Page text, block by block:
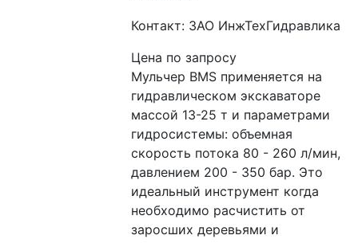
Контакт: ЗАО ИнжТехГидравлика
Цена по запросу
Мульчер BMS применяется на
гидравлическом экскаваторе
массой 13-25 т и параметрами
гидросистемы: объемная
скорость потока 80 - 260 л/мин,
давлением 200 - 350 бар. Это
идеальный инструмент когда
необходимо расчистить от
заросших деревьями и